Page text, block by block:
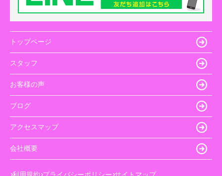
トップページ
スタッフ
お客様の声
ブログ
アクセスマップ
会社概要
利用規約 プライバシーポリシー サイトマップ